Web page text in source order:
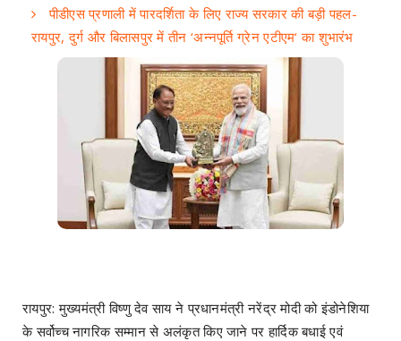
पीडीएस प्रणाली में पारदर्शिता के लिए राज्य सरकार की बड़ी पहल-
रायपुर, दुर्ग और बिलासपुर में तीन ‘अन्नपूर्ति ग्रेन एटीएम‘ का शुभारंभ
रायपुर: मुख्यमंत्री विष्णु देव साय ने प्रधानमंत्री नरेंद्र मोदी को इंडोनेशिया
के सर्वोच्च नागरिक सम्मान से अलंकृत किए जाने पर हार्दिक बधाई एवं